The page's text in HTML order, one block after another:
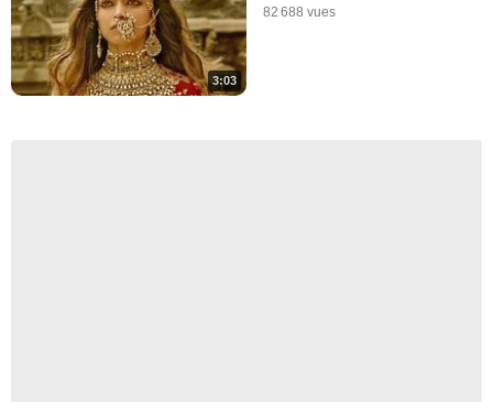
3:03
82 688 vues